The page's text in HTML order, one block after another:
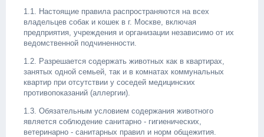
1.1. Настоящие правила распространяются на всех
владельцев собак и кошек в г. Москве, включая
предприятия, учреждения и организации независимо от их
ведомственной подчиненности.
1.2. Разрешается содержать животных как в квартирах,
занятых одной семьей, так и в комнатах коммунальных
квартир при отсутствии у соседей медицинских
противопоказаний (аллергии).
1.3. Обязательным условием содержания животного
является соблюдение санитарно - гигиенических,
ветеринарно - санитарных правил и норм общежития.